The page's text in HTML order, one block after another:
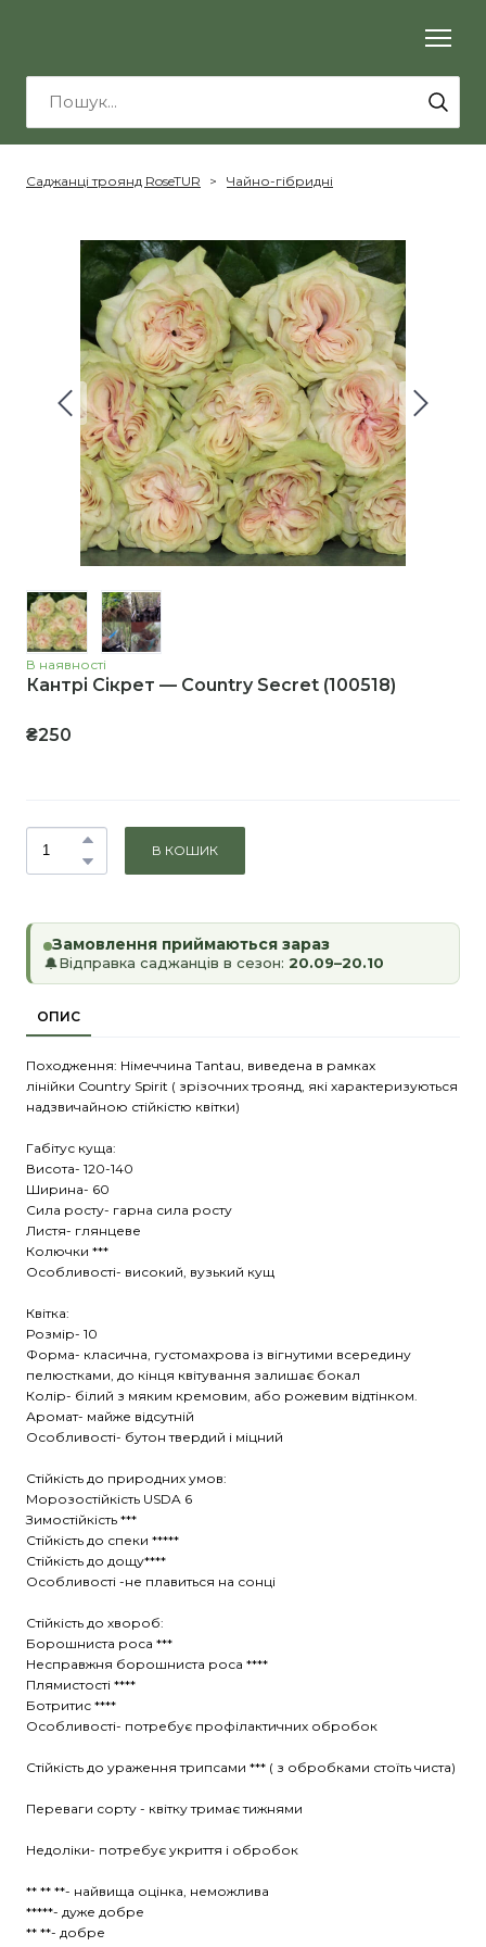
Саджанці троянд RoseTUR Чайно-гібридні
В наявності
Кантрі Сікрет — Country Secret (100518)
₴250
В КОШИК
Замовлення приймаються зараз
🔔Відправка саджанців в сезон: 20.09–20.10
ОПИС
Походження: Німеччина Tantau, виведена в рамках
лінійки Country Spirit ( зрізочних троянд, які характеризуються
надзвичайною стійкістю квітки)
Габітус куща:
Висота- 120-140
Ширина- 60
Сила росту- гарна сила росту
Листя- глянцеве
Колючки ***
Особливості- високий, вузький кущ
Квітка:
Розмір- 10
Форма- класична, густомахрова із вігнутими всередину
пелюстками, до кінця квітування залишає бокал
Колір- білий з мяким кремовим, або рожевим відтінком.
Аромат- майже відсутній
Особливості- бутон твердий і міцний
Стійкість до природних умов:
Морозостійкість USDA 6
Зимостійкість ***
Стійкість до спеки *****
Стійкість до дощу****
Особливості -не плавиться на сонці
Стійкість до хвороб:
Борошниста роса ***
Несправжня борошниста роса ****
Плямистості ****
Ботритис ****
Особливості- потребує профілактичних обробок
Стійкість до ураження трипсами *** ( з обробками стоїть чиста)
Переваги сорту - квітку тримає тижнями
Недоліки- потребує укриття і обробок
** ** **- найвища оцінка, неможлива
*****- дуже добре
** **- добре